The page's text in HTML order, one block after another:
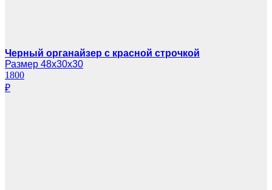
Черный органайзер с красной строчкой
Размер 48х30х30
1800
₽